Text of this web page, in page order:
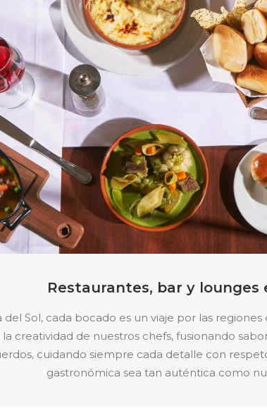
Restaurantes, bar y lounges
Sol, cada bocado es un viaje por las
creatividad de nuestros chefs, fusionando
cuidando siempre cada detalle con
gastronómica sea tan auténtica como